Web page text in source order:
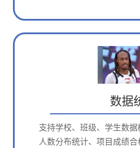
数据
支持学校、班级、学生数
人数分布统计、项目成绩